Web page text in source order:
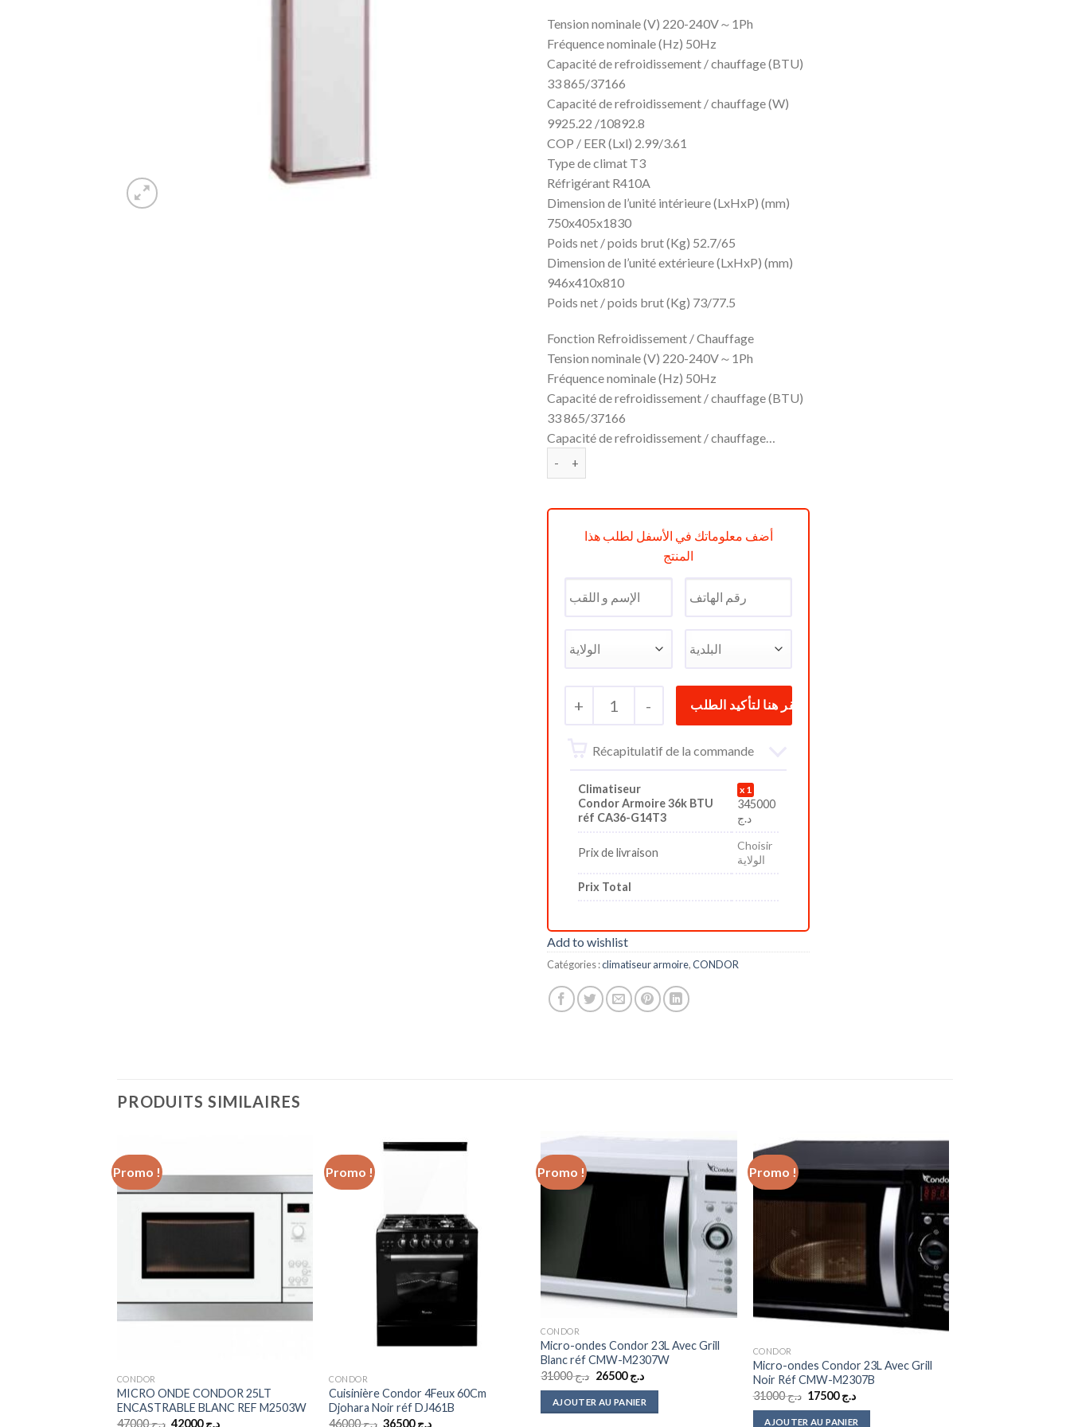
était :
د.ج 370000.
Tension nominale (V) 220-240V～1Ph
Fréquence nominale (Hz) 50Hz
Capacité de refroidissement / chauffage (BTU)
33 865/37166
Capacité de refroidissement / chauffage (W)
9925.22 /10892.8
COP / EER (Lxl) 2.99/3.61
Type de climat T3
Réfrigérant R410A
Dimension de l’unité intérieure (LxHxP) (mm)
750x405x1830
Poids net / poids brut (Kg) 52.7/65
Dimension de l’unité extérieure (LxHxP) (mm)
946x410x810
Poids net / poids brut (Kg) 73/77.5
Fonction Refroidissement / Chauffage
Tension nominale (V) 220-240V～1Ph
Fréquence nominale (Hz) 50Hz
Capacité de refroidissement / chauffage (BTU)
33 865/37166
Capacité de refroidissement / chauffage…
أضف معلوماتك في الأسفل لطلب هذا
المنتج
+ 1 -
Récapitulatif de la commande
Climatiseur
Condor Armoire 36k BTU
réf CA36-G14T3
1
345000
د.ج
Prix de livraison
Choisir
الولاية
Prix Total
Add to wishlist
Catégories :climatiseur armoire,CONDOR
PRODUITS SIMILAIRES
Promo !
Add to
CONDOR
MICRO ONDE CONDOR 25LT
ENCASTRABLE BLANC REF M2503W
د.ج47000
Le
د.ج42000
Le
Promo !
CONDOR
Cuisinière Condor 4Feux 60Cm
Djohara Noir réf DJ461B
د.ج46000
Le
د.ج36500
Le
Promo !
Add to
wishlist
CONDOR
Micro-ondes Condor 23L Avec Grill
Blanc réf CMW-M2307W
د.ج31000
Le
initial
était :
د.ج26500
Le
actuel
est :
AJOUTER AU PANIER
Promo !
Add to
wishlist
CONDOR
Micro-ondes Condor 23L Avec Grill
Noir Réf CMW-M2307B
د.ج31000
Le
initial
د.ج17500
Le
actuel
AJOUTER AU PANIER